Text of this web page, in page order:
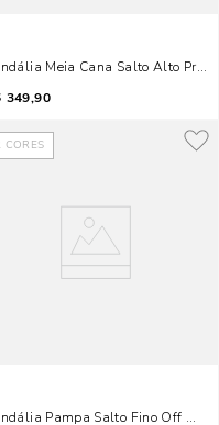
Cinza Fog
Meia Cana Salto Alto
349,90
Alto
CORES
Pampa Salto Fino Off